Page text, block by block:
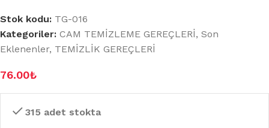
Stok kodu: TG-016
Kategoriler: CAM TEMİZLEME GEREÇLERİ, Son
Eklenenler, TEMİZLİK GEREÇLERİ
76.00₺
315 adet stokta